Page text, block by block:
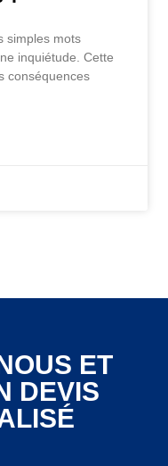
simples mots
inquiétude. Cette
conséquences
ET
DEVIS